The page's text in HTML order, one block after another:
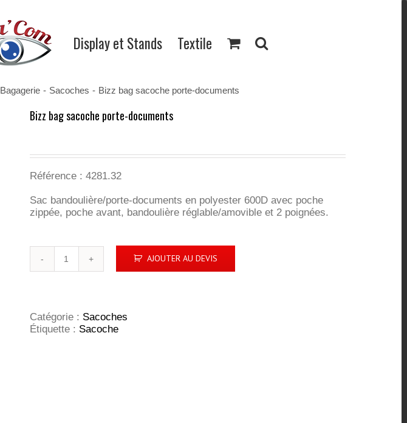
Display et Stands Textile
Bagagerie - Sacoches - Bizz bag sacoche porte-documents
Bizz bag sacoche porte-documents
Référence : 4281.32
Sac bandoulière/porte-documents en polyester 600D avec poche
zippée, poche avant, bandoulière réglable/amovible et 2 poignées.
de
porte-
documents
AJOUTER AU DEVIS
Catégorie : Sacoches
Étiquette : Sacoche